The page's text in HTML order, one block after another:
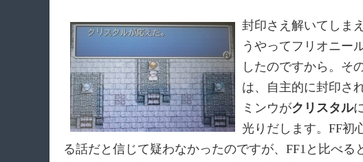
封印さえ解いてしま
うやってフリオニー
したのですから。そ
は、自主的に封印さ
ミンウがクリスタル
光りだします。FF初
る話だと信じて疑わなかったのですが、FF1と比べ